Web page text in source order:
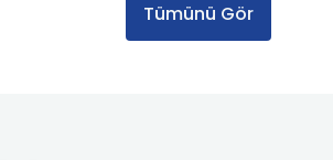
Tümünü Gör